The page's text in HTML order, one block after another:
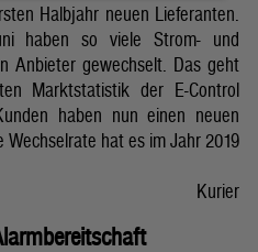
Halbjahr neuen Lieferanten.
haben so viele Strom- und
Anbieter gewechselt. Das geht
Marktstatistik der E-Control
haben nun einen neuen
hat es im Jahr 2019
Kurier